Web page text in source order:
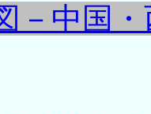
－中国・